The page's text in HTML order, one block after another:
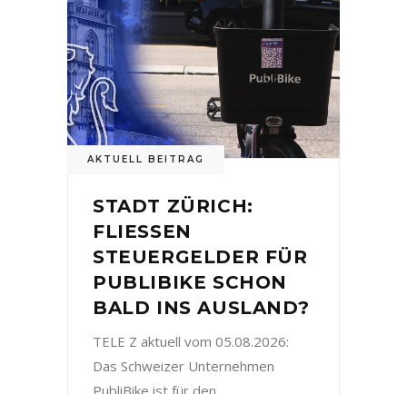
AKTUELL BEITRAG
STADT ZÜRICH:
FLIESSEN
STEUERGELDER FÜR
PUBLIBIKE SCHON
BALD INS AUSLAND?
TELE Z aktuell vom 05.08.2026:
Das Schweizer Unternehmen
PubliBike ist für den